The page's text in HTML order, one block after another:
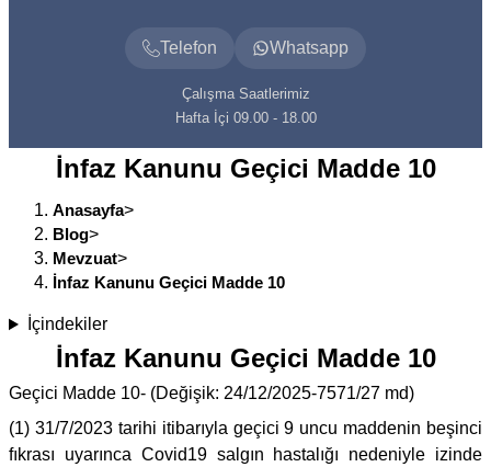
Telefon Whatsapp
Çalışma Saatlerimiz
Hafta İçi 09.00 - 18.00
İnfaz Kanunu Geçici Madde 10
Anasayfa>
Blog>
Mevzuat>
İnfaz Kanunu Geçici Madde 10
İçindekiler
İnfaz Kanunu Geçici Madde 10
Geçici Madde 10- (Değişik: 24/12/2025-7571/27 md)
(1) 31/7/2023 tarihi itibarıyla geçici 9 uncu maddenin beşinci
fıkrası uyarınca Covid19 salgın hastalığı nedeniyle izinde